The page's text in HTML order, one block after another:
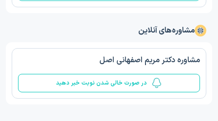
مشاوره‌های آنلاین
مشاوره دکتر مریم اصفهانی اصل
در صورت خالی شدن نوبت خبر دهید